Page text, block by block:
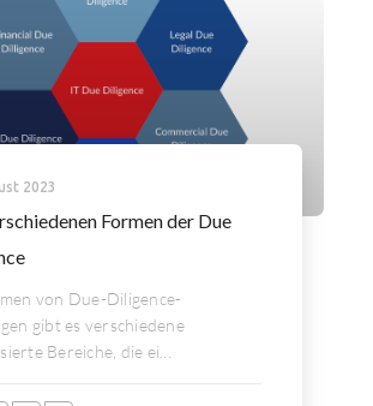
2023
Formen der Due
von Due-Diligence-
gibt es verschiedene
Bereiche, die ei...